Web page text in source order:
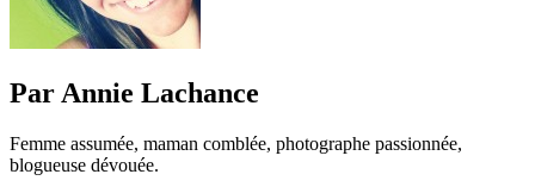
Par Annie Lachance
Femme assumée, maman comblée, photographe passionnée,
blogueuse dévouée.